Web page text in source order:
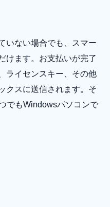
いない場合でも、スマー
けます。お支払いが完了
ライセンスキー、その他
クスに送信されます。そ
でもWindowsパソコンで